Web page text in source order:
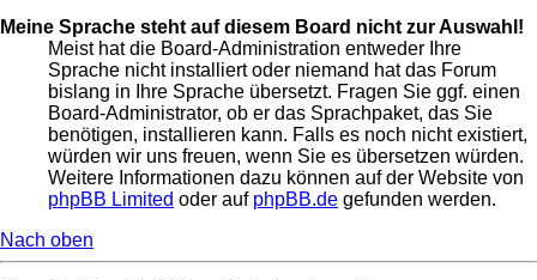
Meine Sprache steht auf diesem Board nicht zur Auswahl!
Meist hat die Board-Administration entweder Ihre
Sprache nicht installiert oder niemand hat das Forum
bislang in Ihre Sprache übersetzt. Fragen Sie ggf. einen
Board-Administrator, ob er das Sprachpaket, das Sie
benötigen, installieren kann. Falls es noch nicht existiert,
würden wir uns freuen, wenn Sie es übersetzen würden.
Weitere Informationen dazu können auf der Website von
phpBB Limited oder auf phpBB.de gefunden werden.
Nach oben